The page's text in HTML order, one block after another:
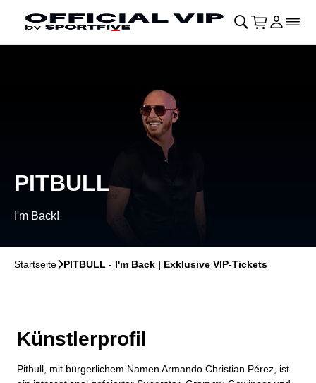
Navigation überspringen􀄫
􀊫 􀍩 Login
􀉩􀌇
PITBULL
I'm Back!
Startseite􀆊PITBULL - I'm Back | Exklusive VIP-Tickets
Künstlerprofil
Pitbull, mit bürgerlichem Namen Armando Christian Pérez, ist